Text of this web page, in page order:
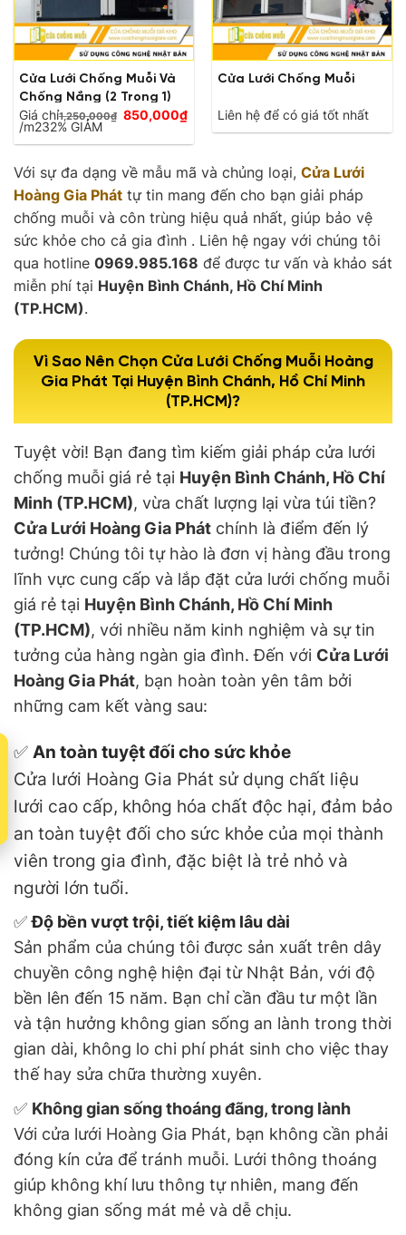
Cửa Lưới Chống Muỗi Và
Chống Nắng (2 Trong 1)
Giá chỉ1,250,000₫ Giá
1,250,000₫.
850,000₫
Giá
hiện
tại
850,000₫.
/m232% GIẢM
Cửa Lưới Chống Muỗi
Liên hệ để có giá tốt nhất
Với sự đa dạng về mẫu mã và chủng loại, Cửa Lưới
Hoàng Gia Phát tự tin mang đến cho bạn giải pháp
chống muỗi và côn trùng hiệu quả nhất, giúp bảo vệ
sức khỏe cho cả gia đình . Liên hệ ngay với chúng tôi
qua hotline 0969.985.168 để được tư vấn và khảo sát
miễn phí tại Huyện Bình Chánh, Hồ Chí Minh
(TP.HCM).
Vì Sao Nên Chọn Cửa Lưới Chống Muỗi Hoàng
Gia Phát Tại Huyện Bình Chánh, Hồ Chí Minh
(TP.HCM)?
Tuyệt vời! Bạn đang tìm kiếm giải pháp cửa lưới
chống muỗi giá rẻ tại Huyện Bình Chánh, Hồ Chí
Minh (TP.HCM), vừa chất lượng lại vừa túi tiền?
Cửa Lưới Hoàng Gia Phát chính là điểm đến lý
tưởng! Chúng tôi tự hào là đơn vị hàng đầu trong
lĩnh vực cung cấp và lắp đặt cửa lưới chống muỗi
giá rẻ tại Huyện Bình Chánh, Hồ Chí Minh
(TP.HCM), với nhiều năm kinh nghiệm và sự tin
tưởng của hàng ngàn gia đình. Đến với Cửa Lưới
Hoàng Gia Phát, bạn hoàn toàn yên tâm bởi
những cam kết vàng sau:
✅ An toàn tuyệt đối cho sức khỏe
Cửa lưới Hoàng Gia Phát sử dụng chất liệu
lưới cao cấp, không hóa chất độc hại, đảm bảo
an toàn tuyệt đối cho sức khỏe của mọi thành
viên trong gia đình, đặc biệt là trẻ nhỏ và
người lớn tuổi.
✅Độ bền vượt trội, tiết kiệm lâu dài
Sản phẩm của chúng tôi được sản xuất trên dây
chuyền công nghệ hiện đại từ Nhật Bản, với độ
bền lên đến 15 năm. Bạn chỉ cần đầu tư một lần
và tận hưởng không gian sống an lành trong thời
gian dài, không lo chi phí phát sinh cho việc thay
thế hay sửa chữa thường xuyên.
✅ Không gian sống thoáng đãng, trong lành
Với cửa lưới Hoàng Gia Phát, bạn không cần phải
đóng kín cửa để tránh muỗi. Lưới thông thoáng
giúp không khí lưu thông tự nhiên, mang đến
không gian sống mát mẻ và dễ chịu.